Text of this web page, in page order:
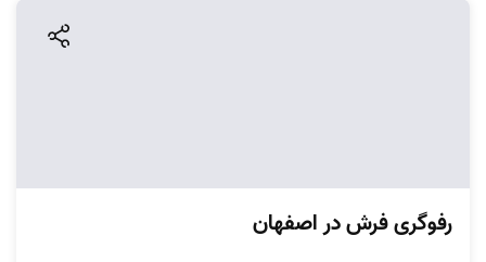
رفوگری فرش در اصفهان